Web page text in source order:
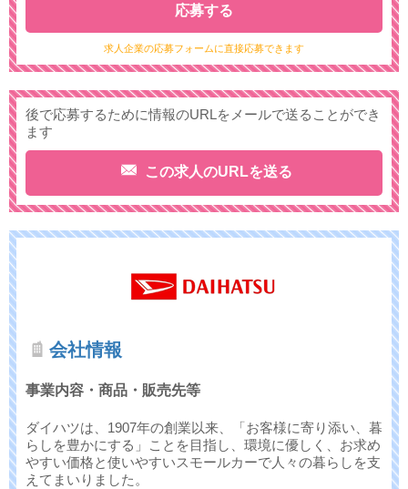
求人企業の応募フォームに直接応募できます
応募する
後で応募するために情報のURLをメールで送ることができ
ます
この求人のURLを送る
会社情報
事業内容・商品・販売先等
ダイハツは、1907年の創業以来、「お客様に寄り添い、暮
らしを豊かにする」ことを目指し、環境に優しく、お求め
やすい価格と使いやすいスモールカーで人々の暮らしを支
えてまいりました。